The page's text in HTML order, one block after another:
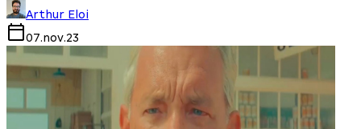
Arthur Eloi
07.nov.23